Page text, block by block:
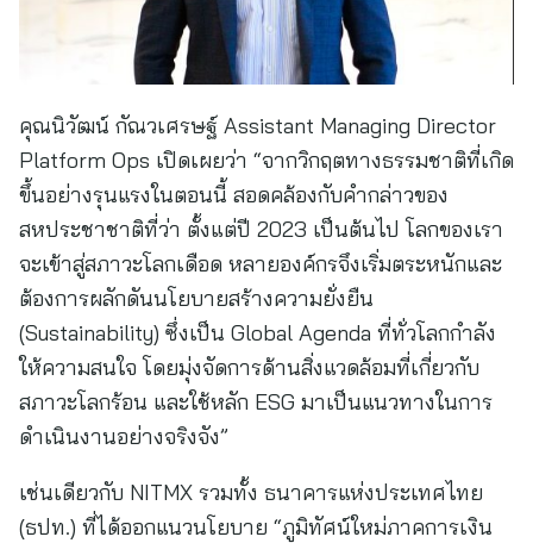
คุณนิวัฒน์ กัณวเศรษฐ์ Assistant Managing Director
Platform Ops เปิดเผยว่า “จากวิกฤตทางธรรมชาติที่เกิด
ขึ้นอย่างรุนแรงในตอนนี้ สอดคล้องกับคำกล่าวของ
สหประชาชาติที่ว่า ตั้งแต่ปี 2023 เป็นต้นไป โลกของเรา
จะเข้าสู่สภาวะโลกเดือด หลายองค์กรจึงเริ่มตระหนักและ
ต้องการผลักดันนโยบายสร้างความยั่งยืน
(Sustainability) ซึ่งเป็น Global Agenda ที่ทั่วโลกกำลัง
ให้ความสนใจ โดยมุ่งจัดการด้านสิ่งแวดล้อมที่เกี่ยวกับ
สภาวะโลกร้อน และใช้หลัก ESG มาเป็นแนวทางในการ
ดำเนินงานอย่างจริงจัง”
เช่นเดียวกับ NITMX รวมทั้ง ธนาคารแห่งประเทศไทย
(ธปท.) ที่ได้ออกแนวนโยบาย “ภูมิทัศน์ใหม่ภาคการเงิน